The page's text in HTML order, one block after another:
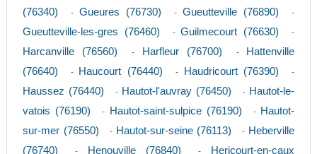
(76340)
- Gueures (76730) -Gueutteville (76890) -
Gueutteville-les-gres (76460) -Guilmecourt (76630) -
Harcanville (76560) - Harfleur (76700) -
Hattenville
(76640)
- Haucourt (76440) - Haudricourt (76390) -
Haussez (76440) - Hautot-l'auvray (76450) - Hautot-le-
vatois (76190)
- Hautot-saint-sulpice (76190) - Hautot-
sur-mer (76550)
- Hautot-sur-seine (76113) - Heberville
(76740)
- Henouville (76840) -
Hericourt-en-caux